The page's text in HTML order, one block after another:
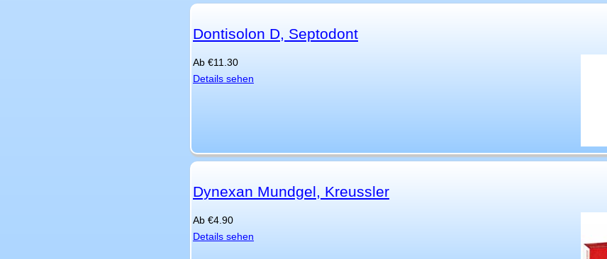
Dontisolon D, Septodont
Ab €11.30
Details sehen
Dynexan Mundgel, Kreussler
Ab €4.90
Details sehen